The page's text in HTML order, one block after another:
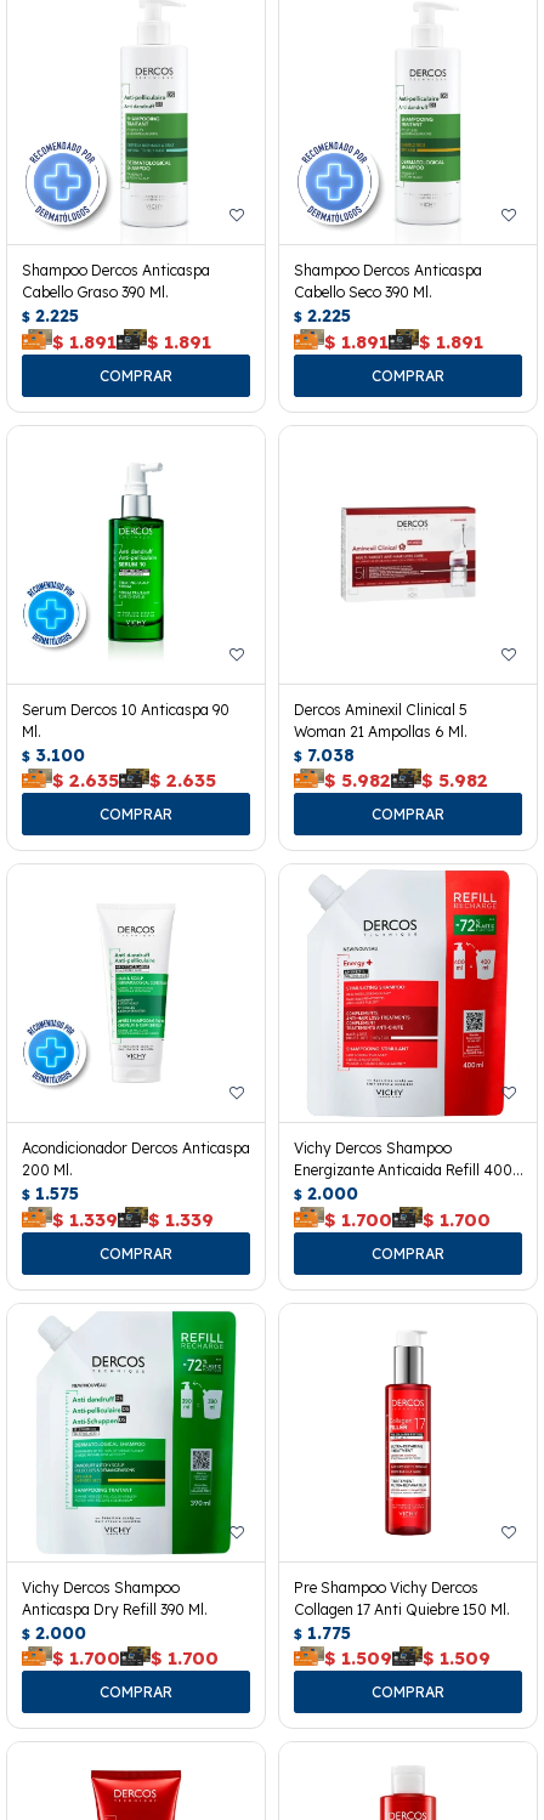
Shampoo Dercos Anticaspa
Cabello Graso 390 Ml.
$ 2.225
$ 1.891 $ 1.891
Shampoo Dercos Anticaspa
Cabello Seco 390 Ml.
$ 2.225
$ 1.891 $ 1.891
Serum Dercos 10 Anticaspa 90
Ml.
$ 3.100
$ 2.635 $ 2.635
Dercos Aminexil Clinical 5
Woman 21 Ampollas 6 Ml.
$ 7.038
$ 5.982 $ 5.982
Acondicionador Dercos Anticaspa
200 Ml.
$ 1.575
$ 1.339 $ 1.339
Vichy Dercos Shampoo
Energizante Anticaida Refill 400
Ml.
$ 2.000
$ 1.700 $ 1.700
Vichy Dercos Shampoo
Anticaspa Dry Refill 390 Ml.
$ 2.000
$ 1.700 $ 1.700
Pre Shampoo Vichy Dercos
Collagen 17 Anti Quiebre 150 Ml.
$ 1.775
$ 1.509 $ 1.509